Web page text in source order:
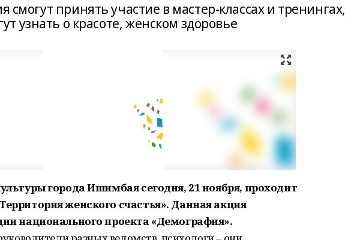
принять участие в мастер-классах и тренингах,
узнать о красоте, женском здоровье
города Ишимбая сегодня, 21 ноября, проходит
женского счастья». Данная акция
национального проекта «Демография».